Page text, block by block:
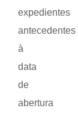
expedientes
antecedentes
à
data
de
abertura